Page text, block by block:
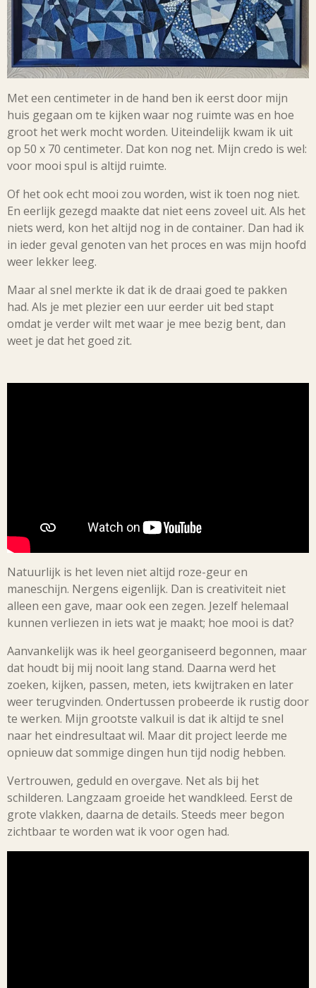
Met een centimeter in de hand ben ik eerst door mijn
huis gegaan om te kijken waar nog ruimte was en hoe
groot het werk mocht worden. Uiteindelijk kwam ik uit
op 50 x 70 centimeter. Dat kon nog net. Mijn credo is wel:
voor mooi spul is altijd ruimte.
Of het ook echt mooi zou worden, wist ik toen nog niet.
En eerlijk gezegd maakte dat niet eens zoveel uit. Als het
niets werd, kon het altijd nog in de container. Dan had ik
in ieder geval genoten van het proces en was mijn hoofd
weer lekker leeg.
Maar al snel merkte ik dat ik de draai goed te pakken
had. Als je met plezier een uur eerder uit bed stapt
omdat je verder wilt met waar je mee bezig bent, dan
weet je dat het goed zit.
Natuurlijk is het leven niet altijd roze-geur en
maneschijn. Nergens eigenlijk. Dan is creativiteit niet
alleen een gave, maar ook een zegen. Jezelf helemaal
kunnen verliezen in iets wat je maakt; hoe mooi is dat?
Aanvankelijk was ik heel georganiseerd begonnen, maar
dat houdt bij mij nooit lang stand. Daarna werd het
zoeken, kijken, passen, meten, iets kwijtraken en later
weer terugvinden. Ondertussen probeerde ik rustig door
te werken. Mijn grootste valkuil is dat ik altijd te snel
naar het eindresultaat wil. Maar dit project leerde me
opnieuw dat sommige dingen hun tijd nodig hebben.
Vertrouwen, geduld en overgave. Net als bij het
schilderen. Langzaam groeide het wandkleed. Eerst de
grote vlakken, daarna de details. Steeds meer begon
zichtbaar te worden wat ik voor ogen had.